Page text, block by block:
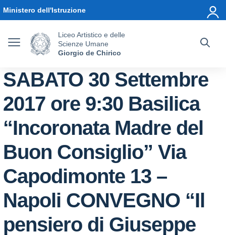
Ministero dell'Istruzione
Liceo Artistico e delle
Scienze Umane
Giorgio de Chirico
SABATO 30 Settembre
2017 ore 9:30 Basilica
“Incoronata Madre del
Buon Consiglio” Via
Capodimonte 13 –
Napoli CONVEGNO “Il
pensiero di Giuseppe